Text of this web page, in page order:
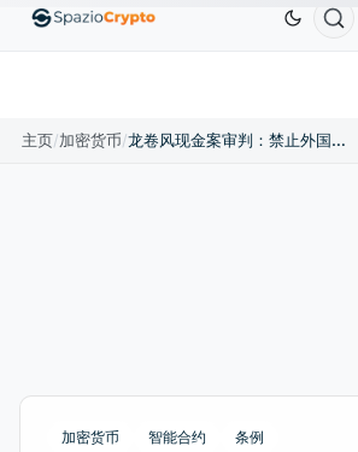
EthereumETHUS$1,880.58 TetherUSDT
主页/加密货币/ 龙卷风现金案审判：禁止外国资产管理处制裁
加密货币 智能合约 条例